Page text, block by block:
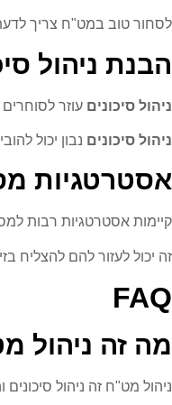
לסחור טוב במט"ח צריך
הבנת ניהול
ניהול סיכונים עוזר
ניהול סיכונים נבון יכול
אסטרטגיות
קיימות אסטרטגיות רבות
זה יכול לעזור להם להצליח
FAQ
מה זה ניהול
ניהול מט"ח זה ניהול